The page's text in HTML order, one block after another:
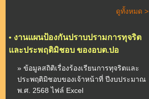
ดูทั้งหมด >
• งานแผนป้องกันปราบปรามการทุจริต
และประพฤติมิชอบ ของอบต.ปอ
» ข้อมูลสถิติเรื่องร้องเรียนการทุจริตและ
ประพฤติมิชอบของเจ้าหน้าที่ ปีงบประมาณ
พ.ศ. 2568 ไฟล์ Excel